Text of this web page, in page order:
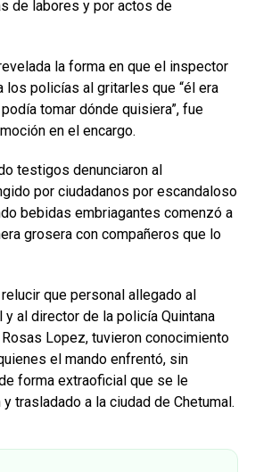
de labores y por actos de
la forma en que el inspector
los policías al gritarles que “él era
tomar dónde quisiera”, fue
en el encargo.
testigos denunciaron al
por ciudadanos por escandaloso
bebidas embriagantes comenzó a
grosera con compañeros que lo
que personal allegado al
al director de la policía Quintana
Lopez, tuvieron conocimiento
el mando enfrentó, sin
forma extraoficial que se le
trasladado a la ciudad de Chetumal.